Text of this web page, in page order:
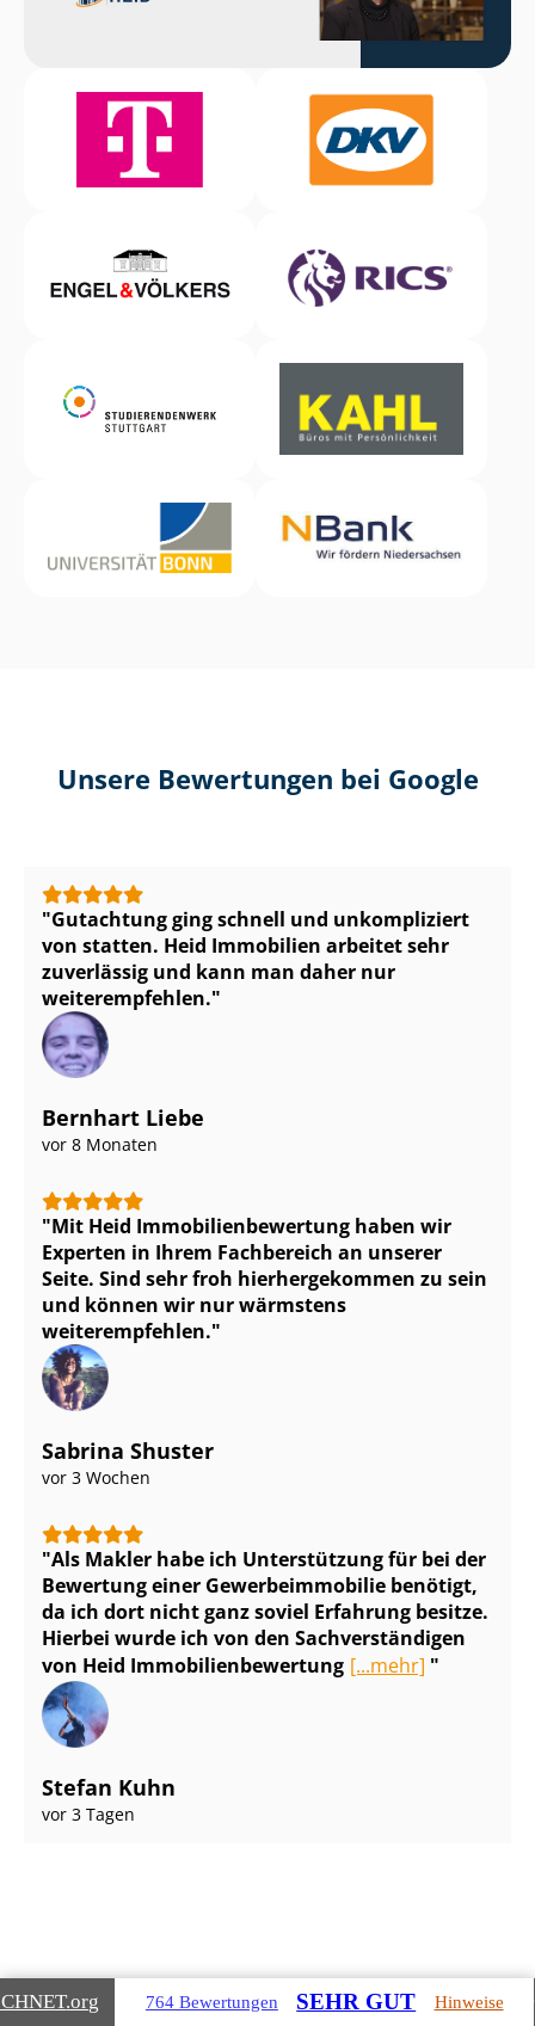
Unsere Bewertungen bei Google
Gutachtung ging schnell und unkompliziert
von statten. Heid Immobilien arbeitet sehr
zuverlässig und kann man daher nur
weiterempfehlen.
Bernhart Liebe
vor 8 Monaten
Mit Heid Im­mo­bi­li­en­be­wer­tung haben wir
Experten in Ihrem Fachbereich an unserer
Seite. Sind sehr froh hierhergekommen zu sein
und können wir nur wärmstens
weiterempfehlen.
Sabrina Shuster
vor 3 Wochen
Als Makler habe ich Unterstützung für bei der
Bewertung einer Ge­wer­be­im­mo­bi­lie benötigt,
da ich dort nicht ganz soviel Erfahrung besitze.
Hierbei wurde ich von den Sach­ver­stän­di­gen
von Heid Im­mo­bi­li­en­be­wer­tung [...mehr]
Stefan Kuhn
vor 3 Tagen
Gebäudearten, die wir für Sie
.org 764 Bewertungen SEHR GUT Hinweise